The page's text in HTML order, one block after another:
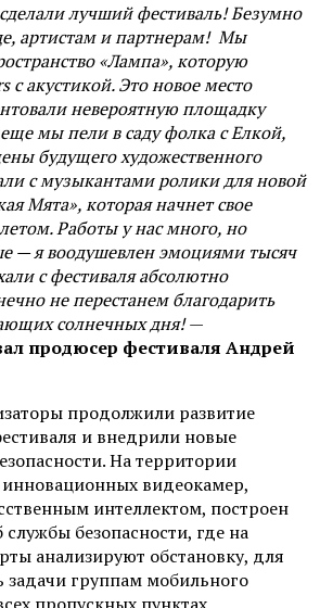
лучший фестиваль! Безумно
артистам и партнерам! Мы
«Лампа», которую
с акустикой. Это новое место
невероятную площадку
мы пели в саду фолка с Елкой,
будущего художественного
с музыкантами ролики для новой
Мята», которая начнет свое
Работы у нас много, но
— я воодушевлен эмоциями тысяч
с фестиваля абсолютно
не перестанем благодарить
солнечных дня!—
продюсер фестиваля Андрей
продолжили развитие
и внедрили новые
На территории
инновационных видеокамер,
интеллектом, построен
безопасности, где на
анализируют обстановку, для
задачи группам мобильного